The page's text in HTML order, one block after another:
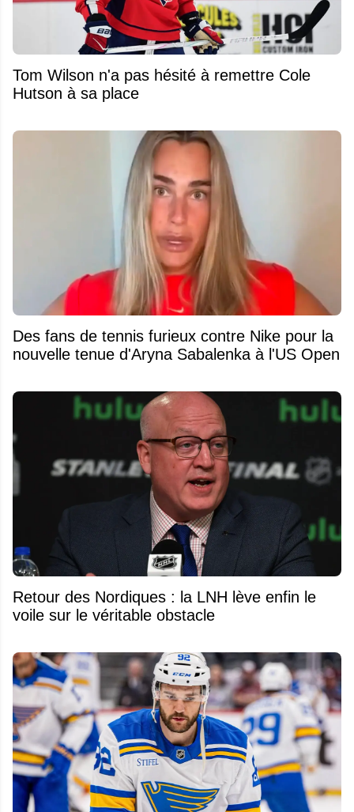
Tom Wilson n'a pas hésité à remettre Cole
Hutson à sa place
Des fans de tennis furieux contre Nike pour la
nouvelle tenue d'Aryna Sabalenka à l'US Open
Retour des Nordiques : la LNH lève enfin le
voile sur le véritable obstacle